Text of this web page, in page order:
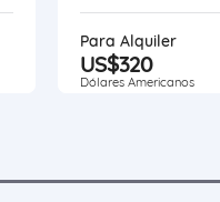
Para Alquiler
US$320
Dólares Americanos